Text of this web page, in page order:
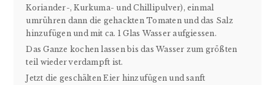
Koriander-, Kurkuma- und Chillipulver), einmal
umrühren dann die gehackten Tomaten und das Salz
hinzufügen und mit ca. 1 Glas Wasser aufgiessen.
Das Ganze kochen lassen bis das Wasser zum größten
teil wieder verdampft ist.
Jetzt die geschälten Eier hinzufügen und sanft